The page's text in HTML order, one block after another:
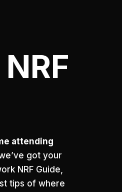
attending
got your
NRF Guide,
tips of where